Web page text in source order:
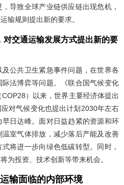
导致全球产业链供应链出现危机，
输规则提出新的要求。
交通运输发展方式提出新的要
公共卫生紧急事件问题，在世界各
法博弈等问题。《联合国气候变化
）以来，世界主要经济体提出
对气候变化也提出计划2030年左右
日达峰。面对日益趋紧的资源和环
室气体排放，减少落后产能及改善
将进一步向绿色低碳转型。同时，
为投资、技术创新等带来机会。
输面临的内部环境